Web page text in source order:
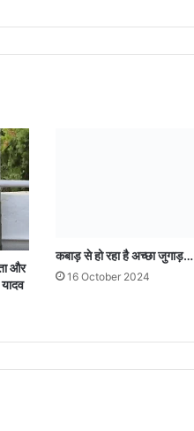
और
कबाड़ से हो रहा है अच्छा जुगाड़…
16 October 2024